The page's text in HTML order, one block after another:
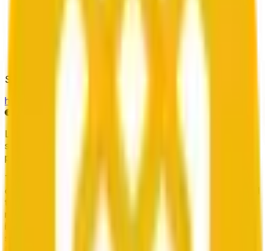
Source de résolution
https://data.chain.link/streams/bnb-usd
Les données en direct peuvent être retardées de quelques
secondes et influencées par les prix sur d'autres
plateformes et les conditions générales du marché.
This market will resolve to "Up" if the BNB price at the end
of the time range specified in the title is greater than or equal
to the price at the beginning of that range. Otherwise, it will
resolve to "Down". The resolution source for this market is
information from Chainlink, specifically the BNB/USD data